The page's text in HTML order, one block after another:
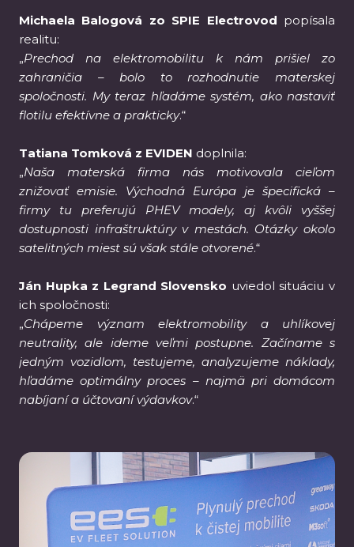
Michaela Balogová zo SPIE Electrovod popísala
realitu:
„Prechod na elektromobilitu k nám prišiel zo
zahraničia – bolo to rozhodnutie materskej
spoločnosti. My teraz hľadáme systém, ako nastaviť
flotilu efektívne a prakticky.“
Tatiana Tomková z EVIDEN doplnila:
„Naša materská firma nás motivovala cieľom
znižovať emisie. Východná Európa je špecifická –
firmy tu preferujú PHEV modely, aj kvôli vyššej
dostupnosti infraštruktúry v mestách. Otázky okolo
satelitných miest sú však stále otvorené.“
Ján Hupka z Legrand Slovensko uviedol situáciu v
ich spoločnosti:
„Chápeme význam elektromobility a uhlíkovej
neutrality, ale ideme veľmi postupne. Začíname s
jedným vozidlom, testujeme, analyzujeme náklady,
hľadáme optimálny proces – najmä pri domácom
nabíjaní a účtovaní výdavkov.“